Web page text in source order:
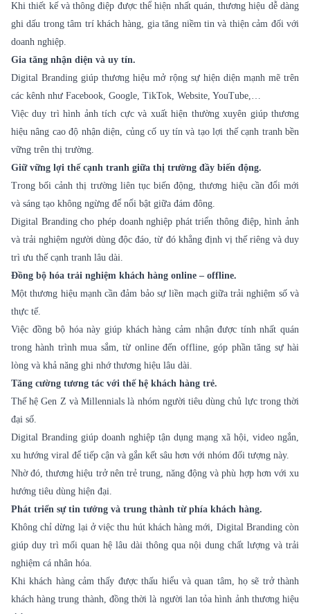
Khi thiết kế và thông điệp được thể hiện nhất quán, thương hiệu dễ dàng
ghi dấu trong tâm trí khách hàng, gia tăng niềm tin và thiện cảm đối với
doanh nghiệp.
Gia tăng nhận diện và uy tín.
Digital Branding giúp thương hiệu mở rộng sự hiện diện mạnh mẽ trên
các kênh như Facebook, Google, TikTok, Website, YouTube,…
Việc duy trì hình ảnh tích cực và xuất hiện thường xuyên giúp thương
hiệu nâng cao độ nhận diện, củng cố uy tín và tạo lợi thế cạnh tranh bền
vững trên thị trường.
Giữ vững lợi thế cạnh tranh giữa thị trường đầy biến động.
Trong bối cảnh thị trường liên tục biến động, thương hiệu cần đổi mới
và sáng tạo không ngừng để nổi bật giữa đám đông.
Digital Branding cho phép doanh nghiệp phát triển thông điệp, hình ảnh
và trải nghiệm người dùng độc đáo, từ đó khẳng định vị thế riêng và duy
trì ưu thế cạnh tranh lâu dài.
Đồng bộ hóa trải nghiệm khách hàng online – offline.
Một thương hiệu mạnh cần đảm bảo sự liền mạch giữa trải nghiệm số và
thực tế.
Việc đồng bộ hóa này giúp khách hàng cảm nhận được tính nhất quán
trong hành trình mua sắm, từ online đến offline, góp phần tăng sự hài
lòng và khả năng ghi nhớ thương hiệu lâu dài.
Tăng cường tương tác với thế hệ khách hàng trẻ.
Thế hệ Gen Z và Millennials là nhóm người tiêu dùng chủ lực trong thời
đại số.
Digital Branding giúp doanh nghiệp tận dụng mạng xã hội, video ngắn,
xu hướng viral để tiếp cận và gắn kết sâu hơn với nhóm đối tượng này.
Nhờ đó, thương hiệu trở nên trẻ trung, năng động và phù hợp hơn với xu
hướng tiêu dùng hiện đại.
Phát triển sự tin tưởng và trung thành từ phía khách hàng.
Không chỉ dừng lại ở việc thu hút khách hàng mới, Digital Branding còn
giúp duy trì mối quan hệ lâu dài thông qua nội dung chất lượng và trải
nghiệm cá nhân hóa.
Khi khách hàng cảm thấy được thấu hiểu và quan tâm, họ sẽ trở thành
khách hàng trung thành, đồng thời là người lan tỏa hình ảnh thương hiệu